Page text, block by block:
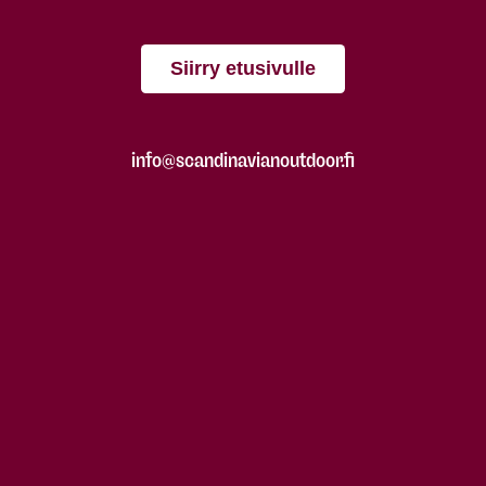
Siirry etusivulle
info@scandinavianoutdoor.fi